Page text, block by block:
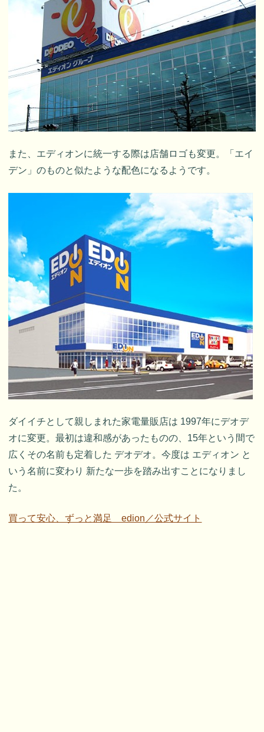
また、エディオンに統一する際は店舗ロゴも変更。「エイ
デン」のものと似たような配色になるようです。
ダイイチとして親しまれた家電量販店は 1997年にデオデ
オに変更。最初は違和感があったものの、15年という間で
広くその名前も定着した デオデオ。今度は エディオン と
いう名前に変わり 新たな一歩を踏み出すことになりまし
た。
買って安心、ずっと満足 edion／公式サイト